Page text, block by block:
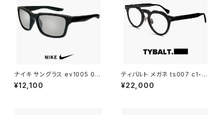
ナイキ サングラス ev1005 001
スポーツサングラス NIKE ESS
ENTIAL SPREE エッセンシャル
¥12,100
ティバルト メガネ ts007 c1-1
TYBALT 眼鏡 malcolm マル
コム おしゃれ uvカット クラウン
¥22,000